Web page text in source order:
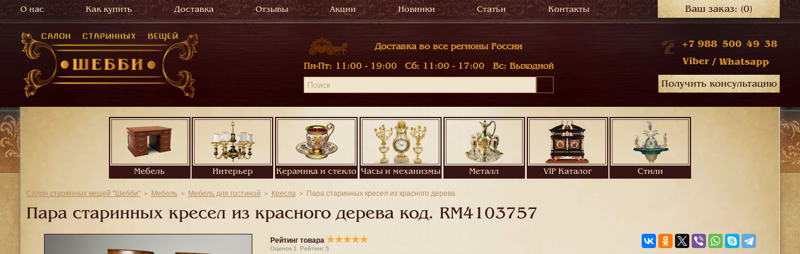
О нас Как купить Доставка Отзывы Акции Новинки Статьи Контакты Ваш заказ:(0)
Доставка во все регионы России
Пн-Пт: 11:00 - 19:00 Сб: 11:00 - 17:00 Вс: Выходной
+7 988 500 49 38
Viber / Whatsapp
Получить консультацию
Мебель Интерьер Керамика и стекло Часы и механизмы Металл VIP Каталог Стили
Салон старинных вещей "Шебби" Мебель Мебель для гостиной Кресла Пара старинных кресел из красного дерева
Пара старинных кресел из красного дерева код. RM4103757
Рейтинг товара ★★★★★
Оценок 1 Рейтинг 5